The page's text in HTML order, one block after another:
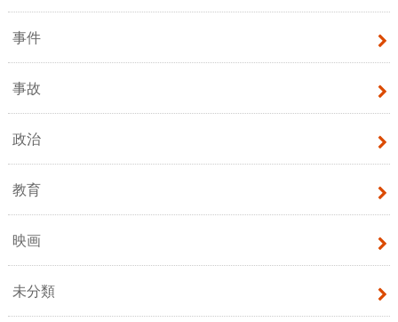
事件
事故
政治
教育
映画
未分類